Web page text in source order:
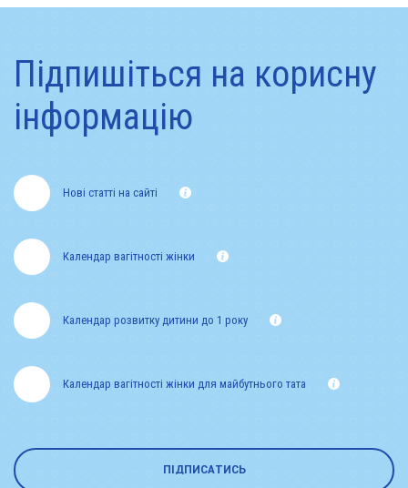
Підпишіться на корисну
інформацію
Нові статті на сайті
Календар розвитку дитини до 1 року
Календар вагітності жінки
Календар вагітності жінки для майбутнього тата
ПІДПИСАТИСЬ